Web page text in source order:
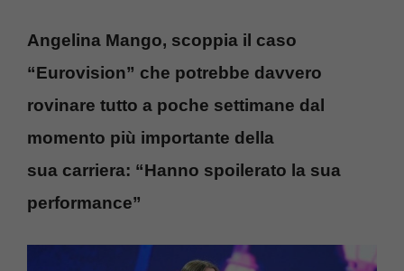
Angelina Mango, scoppia il caso
“Eurovision” che potrebbe davvero
rovinare tutto a poche settimane dal
momento più importante della
sua carriera: “Hanno spoilerato la sua
performance”